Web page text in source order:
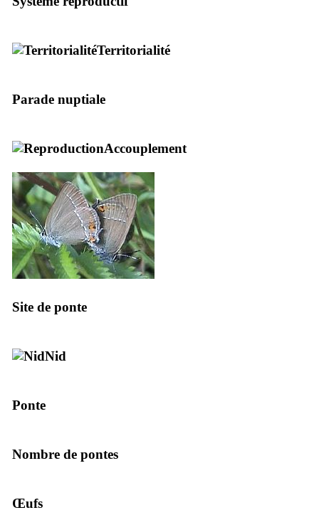
Territorialité
Parade nuptiale
Accouplement
Site de ponte
Nid
Ponte
Nombre de pontes
Œufs